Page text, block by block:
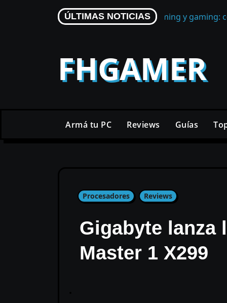
ÚLTIMAS NOTICIAS
Micrófono para streaming y gaming:
FHGAMER
Armá tu PC Reviews Guías
Procesadores Reviews
Gigabyte lanza
Master 1 X299